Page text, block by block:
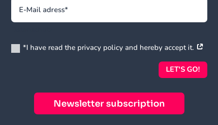
*I have read the privacy policy and hereby accept it.
LET'S GO!
Newsletter subscription